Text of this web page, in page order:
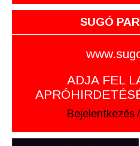
SUGÓ
ADJA FEL
Bejelentkezés /